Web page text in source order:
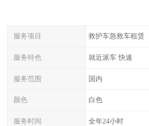
服务项目 救护车急救车租赁
服务特色 就近派车 快速
服务范围 国内
颜色 白色
服务时间 全年24小时